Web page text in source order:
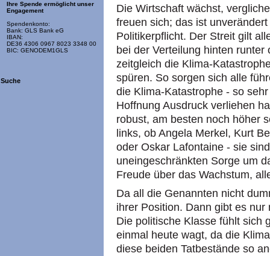
Ihre Spende ermöglicht unser
Engagement
Spendenkonto:
Bank: GLS Bank eG
IBAN:
DE36 4306 0967 8023 3348 00
BIC: GENODEM1GLS
Suche
Die Wirtschaft wächst,
freuen sich; das ist
Politikerpflicht. Der Streit gilt
bei der Verteilung hinten
zeitgleich die Klima-
spüren. So sorgen sich alle
die Klima-Katastrophe - so
Hoffnung Ausdruck verliehen
robust, am besten noch höher
links, ob Angela Merkel, Kurt
oder Oskar Lafontaine - sie
uneingeschränkten Sorge um
Freude über das Wachstum,
Da all die Genannten nicht
ihrer Position. Dann gibt es
Die politische Klasse fühlt sich
einmal heute wagt, da die
diese beiden Tatbestände so